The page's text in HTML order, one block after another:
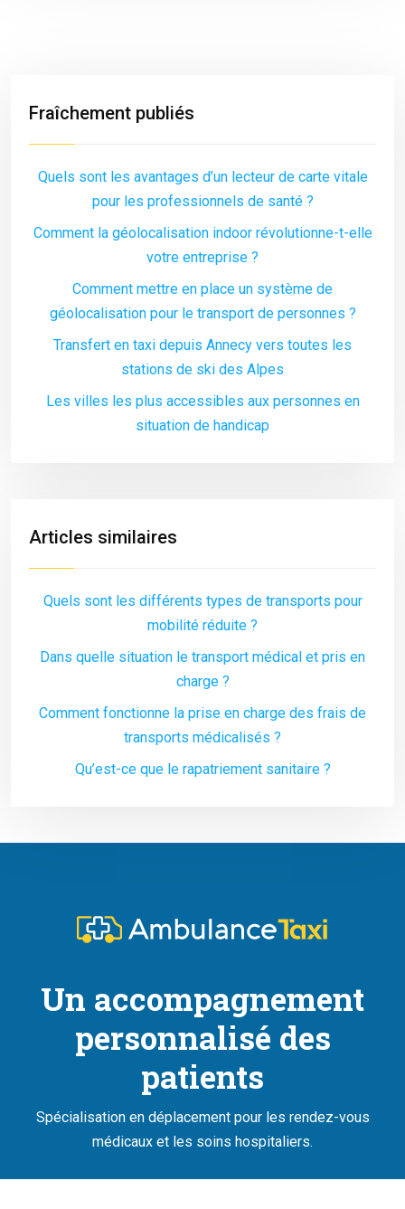
Fraîchement publiés
Quels sont les avantages d’un lecteur de carte vitale
pour les professionnels de santé ?
Comment la géolocalisation indoor révolutionne-t-elle
votre entreprise ?
Comment mettre en place un système de
géolocalisation pour le transport de personnes ?
Transfert en taxi depuis Annecy vers toutes les
stations de ski des Alpes
Les villes les plus accessibles aux personnes en
situation de handicap
Articles similaires
Quels sont les différents types de transports pour
mobilité réduite ?
Dans quelle situation le transport médical et pris en
charge ?
Comment fonctionne la prise en charge des frais de
transports médicalisés ?
Qu’est-ce que le rapatriement sanitaire ?
Un accompagnement
personnalisé des
patients
Spécialisation en déplacement pour les rendez-vous
médicaux et les soins hospitaliers.